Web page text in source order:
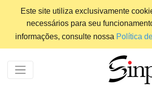
Este site utiliza exclusivamente
necessários para seu
informações, consulte nossa Política